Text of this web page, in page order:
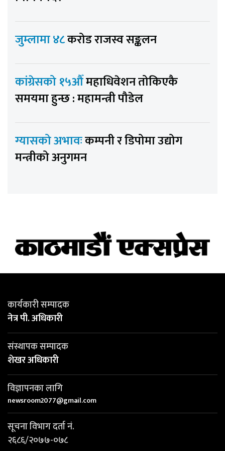
जुम्लामा ४८करोड राजस्व सङ्कलन
कांग्रेसको १५औँमहाधिवेशन तोकिएकै
समयमा हुन्छ : महामन्त्री पौडेल
ग्यासको अभावःकम्पनी र डिपोमा उद्योग
मन्त्रीको अनुगमन
कार्यकारी सम्पादक
नेत्र पी. अधिकारी
संस्थापक सम्पादक
शेखर अधिकारी
विज्ञापनका लागि
newsroom2077@gmail.com
सूचना विभाग दर्ता नं.
२६८६/२०७७-०७८